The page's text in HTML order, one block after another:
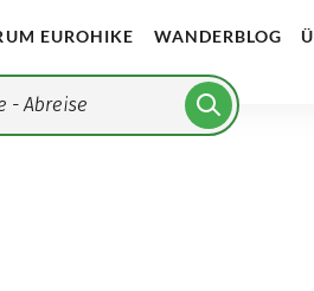
EUROHIKE WANDERBLOG
- Abreise